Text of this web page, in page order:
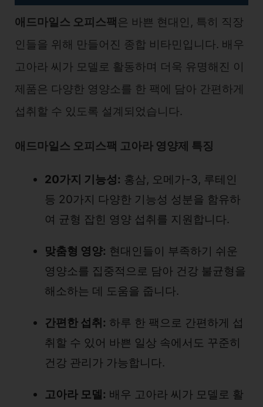
애드마일스 오피스팩 은 바쁜 현대인, 특히 직장
인들을 위해 만들어진 종합 비타민입니다. 배우
고아라 씨가 모델로 활동하며 더욱 유명해진 이
제품은 다양한 영양소를 한 팩에 담아 간편하게
섭취할 수 있도록 설계되었습니다.
애드마일스 오피스팩 고아라 영양제 특징
20가지 기능성: 홍삼, 오메가-3, 루테인
등 20가지 다양한 기능성 성분을 함유하
여 균형 잡힌 영양 섭취를 지원합니다.
맞춤형 영양: 현대인들이 부족하기 쉬운
영양소를 집중적으로 담아 건강 불균형을
해소하는 데 도움을 줍니다.
간편한 섭취: 하루 한 팩으로 간편하게 섭
취할 수 있어 바쁜 일상 속에서도 꾸준히
건강 관리가 가능합니다.
고아라 모델: 배우 고아라 씨가 모델로 활